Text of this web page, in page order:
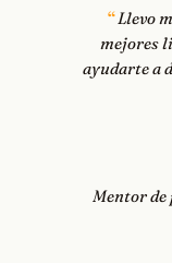
Llevo
mejores
ayudarte a
Mentor de